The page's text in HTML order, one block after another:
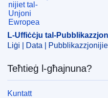
L-Uffiċċju tal-
Liġi | Data |
Teħtieġ l-għajnuna?
Kuntatt